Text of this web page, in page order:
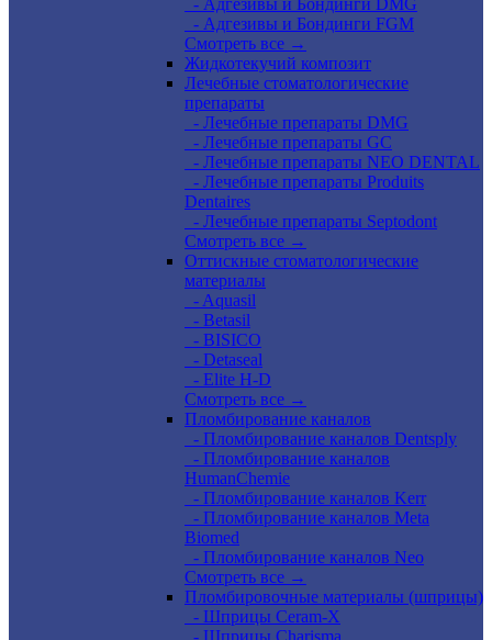
- Адгезивы и Бондинги DMG
- Адгезивы и Бондинги FGM
Смотреть все →
Жидкотекучий композит
Лечебные стоматологические
препараты
- Лечебные препараты DMG
- Лечебные препараты GC
- Лечебные препараты NEO DENTAL
- Лечебные препараты Produits
Dentaires
- Лечебные препараты Septodont
Смотреть все →
Оттискные стоматологические
материалы
- Aquasil
- Betasil
- BISICO
- Detaseal
- Elite H-D
Смотреть все →
Пломбирование каналов
- Пломбирование каналов Dentsply
- Пломбирование каналов
HumanChemie
- Пломбирование каналов Kerr
- Пломбирование каналов Meta
Biomed
- Пломбирование каналов Neo
Смотреть все →
Пломбировочные материалы (шприцы)
- Шприцы Ceram-X
- Шприцы Charisma